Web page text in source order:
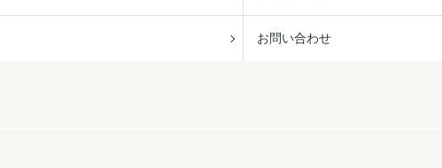
お問い合わせ